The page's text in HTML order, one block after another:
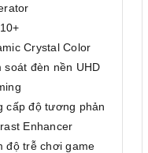
Crystal Color
soát đèn nền UHD
cấp độ tương phản
Enhancer
độ trễ chơi game